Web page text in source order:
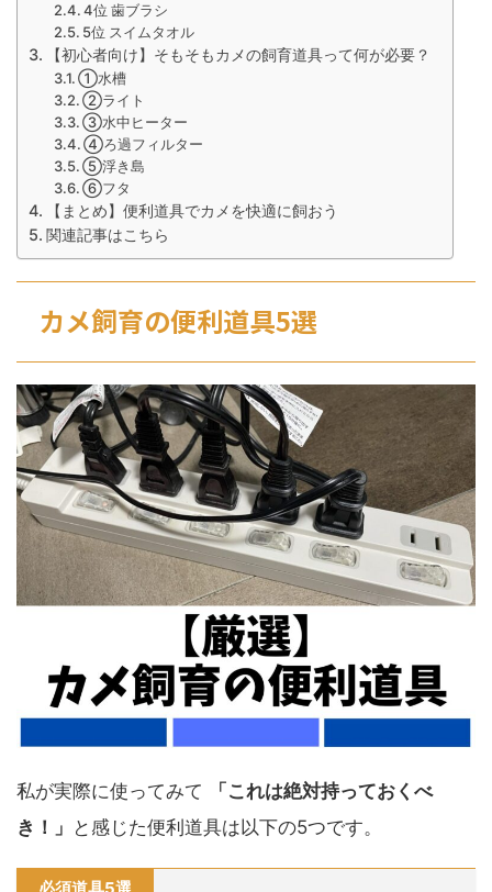
4位 歯ブラシ
5位 スイムタオル
【初心者向け】そもそもカメの飼育道具って何が必要？
①水槽
②ライト
③水中ヒーター
④ろ過フィルター
⑤浮き島
⑥フタ
【まとめ】便利道具でカメを快適に飼おう
関連記事はこちら
カメ飼育の便利道具5選
私が実際に使ってみて
「これは絶対持っておくべ
き！」 と感じた便利道具は以下の5つです。